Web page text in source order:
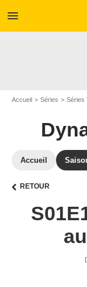
menu
Accueil Séries Séries
Accueil
RETOUR